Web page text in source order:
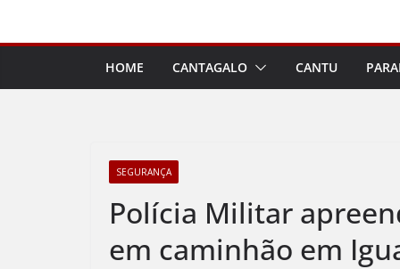
conteúdo
HOME CANTAGALO CANTU
SEGURANÇA
Polícia Militar
em caminhão em